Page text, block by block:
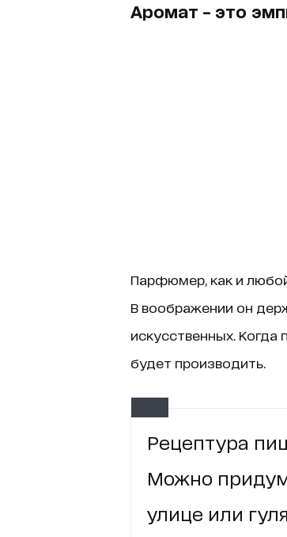
Аромат – это
Парфюмер, как и
В воображении он
искусственных.
будет производить.
Рецептура
Можно
улице или